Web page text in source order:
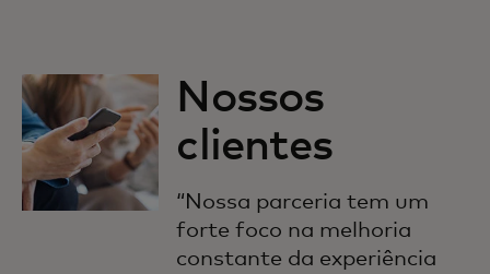
Nossos
clientes
“Nossa parceria tem um
forte foco na melhoria
constante da experiência